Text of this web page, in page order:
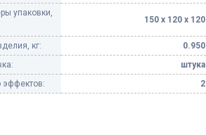
упаковки,
150 х 120 х 120
кг:
0.950
штука
эффектов:
2